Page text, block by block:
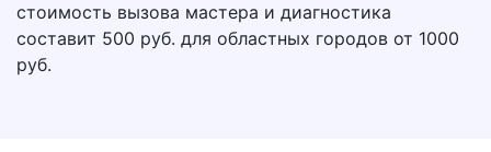
стоимость вызова мастера и диагностика
составит 500 руб. для областных городов от 1000
руб.